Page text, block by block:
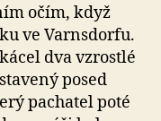
očím, když
ve Varnsdorfu.
dva vzrostlé
posed
pachatel poté